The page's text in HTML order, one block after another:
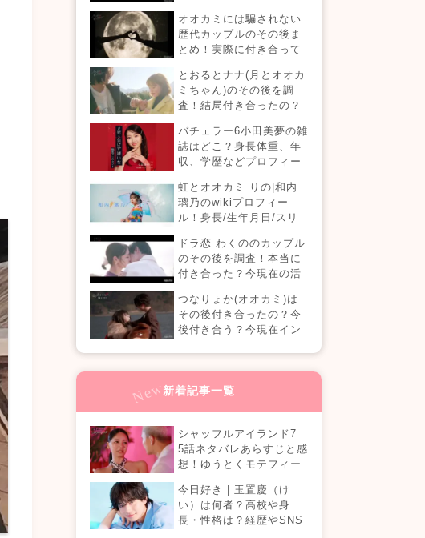
【恋愛ドラマな恋がした
い】
オオカミには騙されない
歴代カップルのその後ま
とめ！実際に付き合って
現在の活動は？
とおるとナナ(月とオオカ
ミちゃん)のその後を調
査！結局付き合ったの？
バチェラー6小田美夢の雑
誌はどこ？身長体重、年
収、学歴などプロフィー
虹とオオカミ りの|和内
璃乃のwikiプロフィー
ル！身長/生年月日/スリ
ドラ恋 わくののカップル
のその後を調査！本当に
付き合った？今現在の活
つなりょか(オオカミ)は
その後付き合ったの？今
後付き合う？今現在イン
新着記事一覧
シャッフルアイランド7｜
5話ネタバレあらすじと感
想！ゆうとくモテフィー
ったが暴走！？
今日好き | 玉置慶（け
い）は何者？高校や身
長・性格は？経歴やSNS